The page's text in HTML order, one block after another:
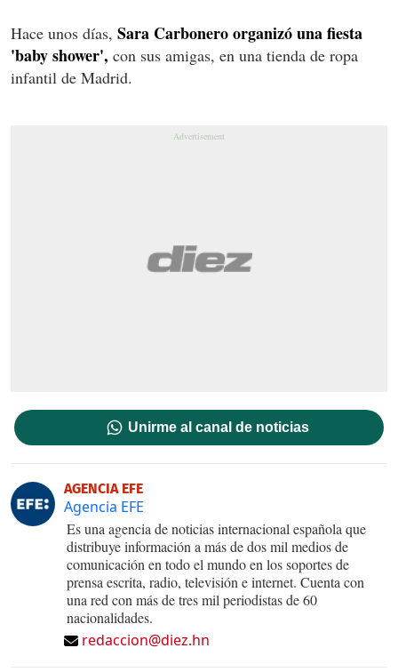
Hace unos días, Sara Carbonero organizó una fiesta
'baby shower', con sus amigas, en una tienda de ropa
infantil de Madrid.
Unirme al canal de noticias
AGENCIA EFE
Agencia EFE
Es una agencia de noticias internacional española que
distribuye información a más de dos mil medios de
comunicación en todo el mundo en los soportes de
prensa escrita, radio, televisión e internet. Cuenta con
una red con más de tres mil periodistas de 60
nacionalidades.
redaccion@diez.hn